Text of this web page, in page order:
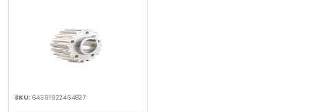
SKU: 64391922464827